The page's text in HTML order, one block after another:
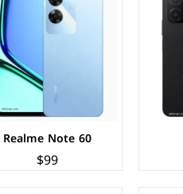
Realme Note 60
$99
PLS LCD بحجم 6.7 بوصة بدقة HD+
عرض المواصفات ←